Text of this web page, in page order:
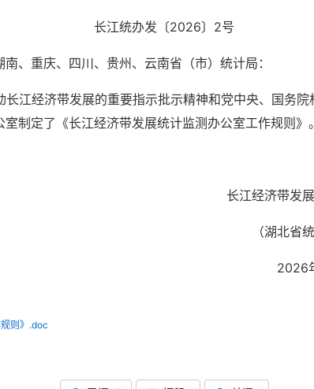
长江统办发〔2026〕2号
、重庆、四川、贵州、云南省（市）统计局：
江经济带发展的重要指示批示精神和党中央、国务
制定了《长江经济带发展统计监测办公室工作规则》
发展统计监测
统计局代
2月4
则》.doc